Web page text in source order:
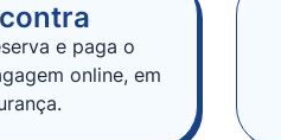
e paga o
online, em